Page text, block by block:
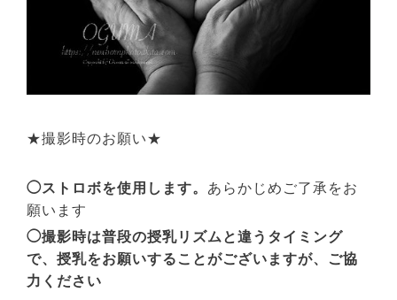
★撮影時のお願い★
◯ストロボを使用します。 あらかじめご了承をお
願います
◯撮影時は普段の授乳リズムと違うタイミング
で、授乳をお願いすることがございますが、ご協
力ください